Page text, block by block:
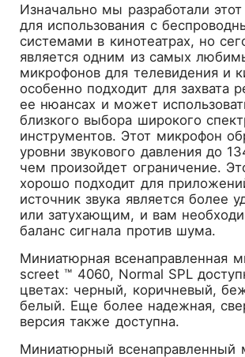
Изначально мы разработали
для использования с
системами в кинотеатрах, но
является одним из самых
микрофонов для телевидения и
особенно подходит для захвата
ее нюансах и может
близкого выбора широкого
инструментов. Этот микрофон
уровни звукового давления до
чем произойдет ограничение.
хорошо подходит для
источник звука является более
или затухающим, и вам
баланс сигнала против шума.
Миниатюрная всенаправленная
screet ™ 4060, Normal SPL
цветах: черный, коричневый,
белый. Еще более надежная,
версия также доступна.
Миниатюрный всенаправленный